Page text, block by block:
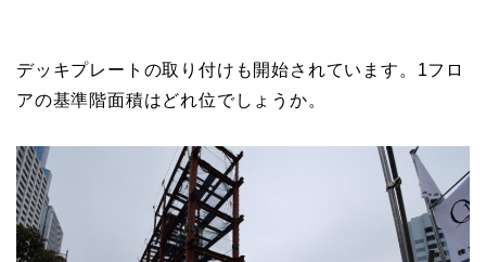
デッキプレートの取り付けも開始されています。1フロ
アの基準階面積はどれ位でしょうか。